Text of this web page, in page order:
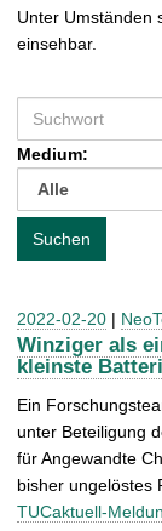
f
e
Unter Umständen
einsehbar.
u
c
e
h
:
Medium:
Suchen
2022-02-20 |
Winziger als
kleinste
Ein
unter Beteiligung
für Angewandte
bisher ungelöstes
TUCaktuell-